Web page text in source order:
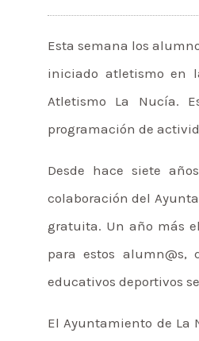
Esta semana los
iniciado atletismo en
Atletismo La Nucía.
programación de
Desde hace siete
colaboración del
gratuita. Un año más
para estos alumn@s,
educativos deportivos
El Ayuntamiento de La